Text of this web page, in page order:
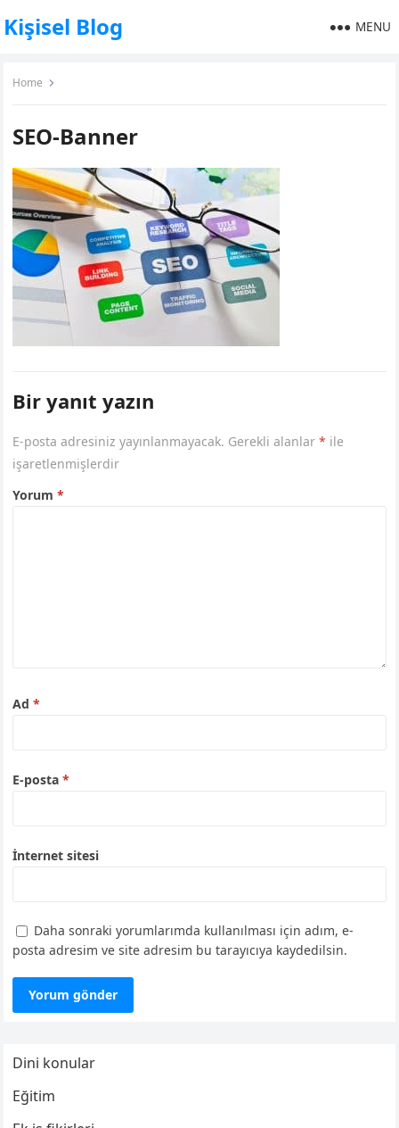
Kişisel Blog MENU
Home
SEO-Banner
Bir yanıt yazın
E-posta adresiniz yayınlanmayacak. Gerekli alanlar* ile
işaretlenmişlerdir
Yorum*
Ad*
E-posta*
İnternet sitesi
Daha sonraki yorumlarımda kullanılması için adım, e-
posta adresim ve site adresim bu tarayıcıya kaydedilsin.
Dini konular
Eğitim